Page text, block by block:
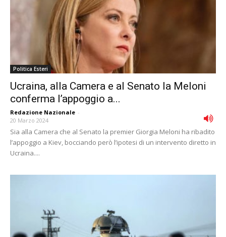
Politica Esteri
Ucraina, alla Camera e al Senato la Meloni
conferma l’appoggio a...
Redazione Nazionale -
20 Marzo 2024
Sia alla Camera che al Senato la premier Giorgia Meloni ha ribadito
l’appoggio a Kiev, bocciando però l’ipotesi di un intervento diretto in
Ucraina....